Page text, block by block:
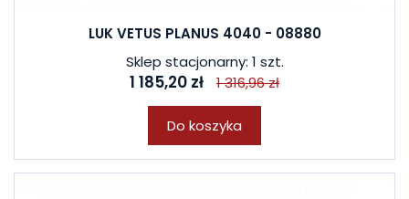
LUK VETUS PLANUS 4040 - 08880
Sklep stacjonarny: 1 szt.
1 185,20 zł 1 316,96 zł
Do koszyka